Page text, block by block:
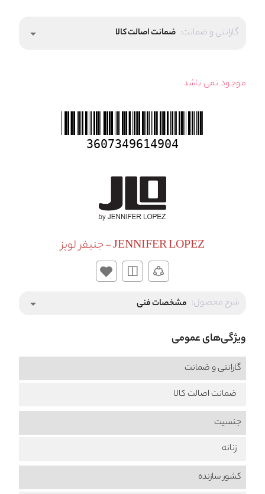
گارانتی و ضمانت: ضمانت اصالت کالا arrow_drop_down
موجود نمی باشد
3607349614904
JENNIFER LOPEZ - جنیفر لوپز
شرح محصول: مشخصات فنی arrow_drop_down
ویژگی‌های عمومی
گارانتی و ضمانت
ضمانت اصالت کالا
جنسیت
زنانه
کشور سازنده